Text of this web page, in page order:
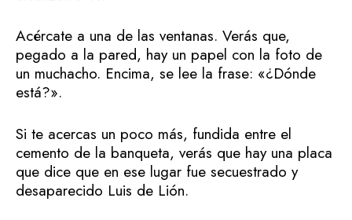
Acércate a una de las ventanas. Verás que,
pegado a la pared, hay un papel con la foto de
un muchacho. Encima, se lee la frase: «¿Dónde
está?».
Si te acercas un poco más, fundida entre el
cemento de la banqueta, verás que hay una placa
que dice que en ese lugar fue secuestrado y
desaparecido Luis de Lión.